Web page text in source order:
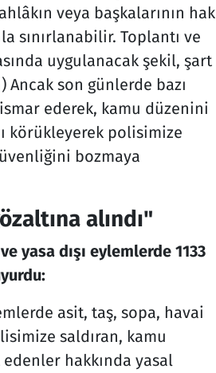
veya başkalarının hak
sınırlanabilir. Toplantı ve
uygulanacak şekil, şart
Ancak son günlerde bazı
ederek, kamu düzenini
körükleyerek polisimize
bozmaya
alındı"
yasa dışı eylemlerde 1133
asit, taş, sopa, havai
saldıran, kamu
hakkında yasal